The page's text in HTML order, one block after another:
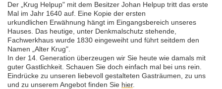
Der „Krug Helpup" mit dem Besitzer Johan Helpup tritt das erste
Mal im Jahr 1640 auf. Eine Kopie der ersten
urkundlichen Erwähnung hängt im Eingangsbereich unseres
Hauses. Das heutige, unter Denkmalschutz stehende,
Fachwerkhaus wurde 1830 eingeweiht und führt seitdem den
Namen „Alter Krug".
In der 14. Generation überzeugen wir Sie heute wie damals mit
guter Gastlichkeit. Schauen Sie doch einfach mal bei uns rein.
Eindrücke zu unseren liebevoll gestalteten Gasträumen, zu uns
und zu unserem Angebot finden Sie hier.